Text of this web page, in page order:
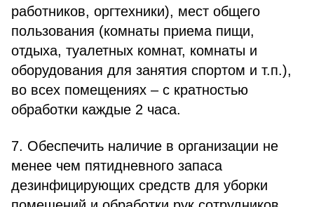
работников, оргтехники), мест общего
пользования (комнаты приема пищи,
отдыха, туалетных комнат, комнаты и
оборудования для занятия спортом и т.п.),
во всех помещениях – с кратностью
обработки каждые 2 часа.
7. Обеспечить наличие в организации не
менее чем пятидневного запаса
дезинфицирующих средств для уборки